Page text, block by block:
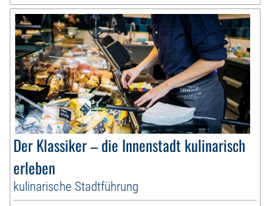
Der Klassiker – die Innenstadt kulinarisch
erleben
kulinarische Stadtführung